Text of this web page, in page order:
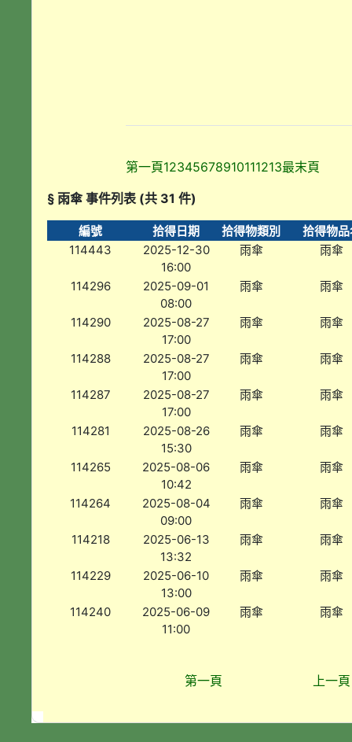
第一頁12345678910111213最末頁
§ 雨傘 事件列表 (共 31 件)
編號 拾得日期 拾得物類別
拾得物品
114443
2025-12-30
16:00
雨傘 雨傘
114296
2025-09-01
08:00
雨傘 雨傘
114290
2025-08-27
17:00
雨傘 雨傘
114288
2025-08-27
17:00
雨傘 雨傘
114287
2025-08-27
17:00
雨傘 雨傘
114281
2025-08-26
15:30
雨傘 雨傘
114265
2025-08-06
10:42
雨傘 雨傘
114264
2025-08-04
09:00
雨傘 雨傘
114218
2025-06-13
13:32
雨傘 雨傘
114229
2025-06-10
13:00
雨傘 雨傘
114240
2025-06-09
11:00
雨傘 雨傘
第一頁 上一頁